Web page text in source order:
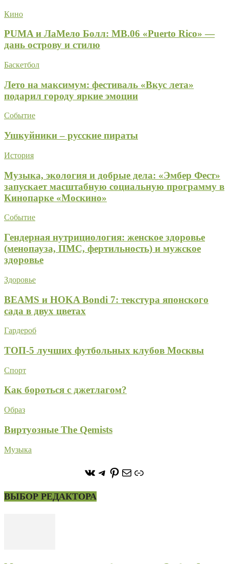
Кино
PUMA и ЛаМело Болл: MB.06 «Puerto Rico» —
дань острову и стилю
Баскетбол
Лето на максимум: фестиваль «Вкус лета»
подарил городу яркие эмоции
Событие
Ушкуйники – русские пираты
История
Музыка, экология и добрые дела: «Эмбер Фест»
запускает масштабную социальную программу в
Кинопарке «Москино»
Событие
Гендерная нутрициология: женское здоровье
(менопауза, ПМС, фертильность) и мужское
здоровье
Здоровье
BEAMS и HOKA Bondi 7: текстура японского
сада в двух цветах
Гардероб
ТОП-5 лучших футбольных клубов Москвы
Спорт
Как бороться с джетлагом?
Образ
Виртуозные The Qemists
Музыка
https://vk.com/
https://t.me/stoneforest
https://
ПочтаСсылка
ВЫБОР РЕДАКТОРА